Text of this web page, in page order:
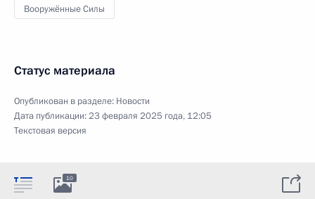
Вооружённые Силы
Статус материала
Опубликован в разделе: Новости
Дата публикации:23 февраля 2025 года, 12:05
Текстовая версия
10